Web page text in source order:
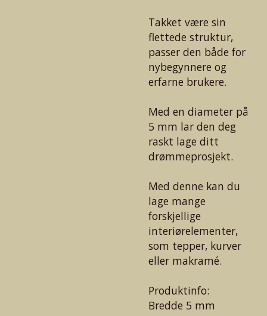
Takket være sin
flettede struktur,
passer den både for
nybegynnere og
erfarne brukere.
Med en diameter på
5 mm lar den deg
raskt lage ditt
drømmeprosjekt.
Med denne kan du
lage mange
forskjellige
interiørelementer,
som tepper, kurver
eller makramé.
Produktinfo:
Bredde 5 mm